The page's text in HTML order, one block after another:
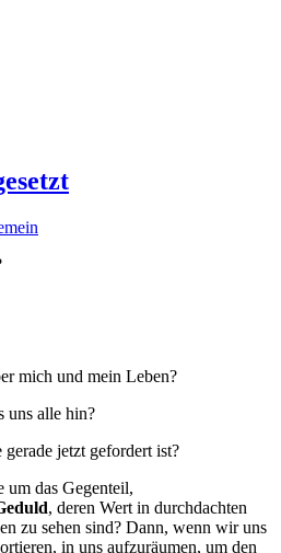
mich und mein Leben?
uns alle hin?
jetzt gefordert ist?
um das Gegenteil,
, deren Wert in durchdachten
zu sehen sind? Dann, wenn wir uns
in uns aufzuräumen, um den